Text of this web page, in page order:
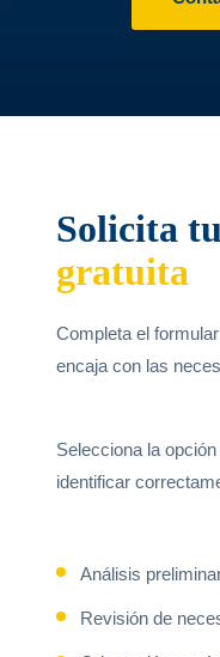
Solicita tu
gratuita
Completa el
encaja con las
Selecciona la
identificar
Análisis
Revisión de